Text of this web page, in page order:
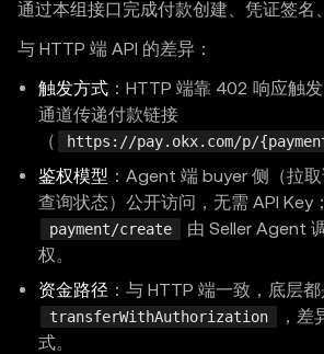
通过本组接口完成付款创建、凭证签名
与 HTTP 端 API 的差异：
触发方式 ：HTTP 端靠 402 响应触
通道传递付款链接
（
https://pay.okx.com/p/
鉴权模型 ：Agent 端 buyer 侧（拉
查询状态）公开访问，无需 API Key
payment/create
由 Seller Agent
权。
资金路径 ：与 HTTP 端一致，底层
transferWithAuthorization
，
式。